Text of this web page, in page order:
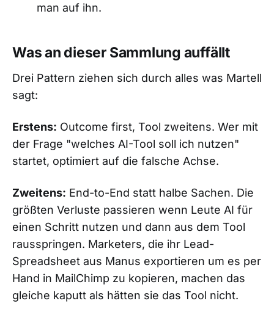
man auf ihn.
Was an dieser Sammlung auffällt
Drei Pattern ziehen sich durch alles was Martell
sagt:
Erstens: Outcome first, Tool zweitens. Wer mit
der Frage "welches AI-Tool soll ich nutzen"
startet, optimiert auf die falsche Achse.
Zweitens: End-to-End statt halbe Sachen. Die
größten Verluste passieren wenn Leute AI für
einen Schritt nutzen und dann aus dem Tool
rausspringen. Marketers, die ihr Lead-
Spreadsheet aus Manus exportieren um es per
Hand in MailChimp zu kopieren, machen das
gleiche kaputt als hätten sie das Tool nicht.